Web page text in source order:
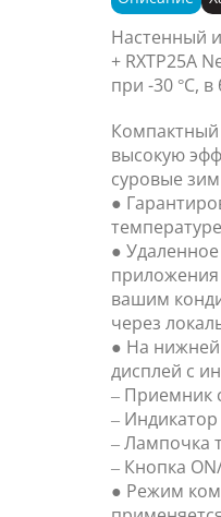
Настенный
+ RXTP25A
при -30 °C,
высокую
суровые
●
●
приложения
вашим
через
● На
дисплей с
– Приемник
–
– Лампочка
– Кнопка
● Режим